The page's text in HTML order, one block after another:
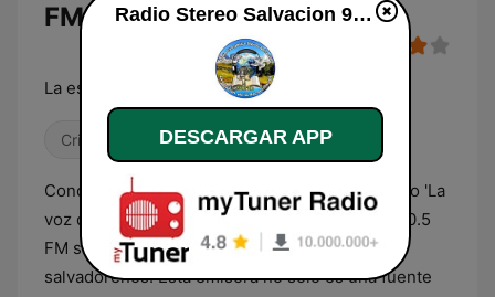
FM en Vivo
La estación de la Reconciliación
Cristiana
Conocida cariñosamente por su audiencia como 'La
voz de la esperanza', Radio Stereo Salvación 90.5
FM se ha arraigado en el corazón de los
salvadoreños. Esta emisora no solo es una fuente
Radio Stereo Salvacion 90.9 FM
DESCARGAR APP